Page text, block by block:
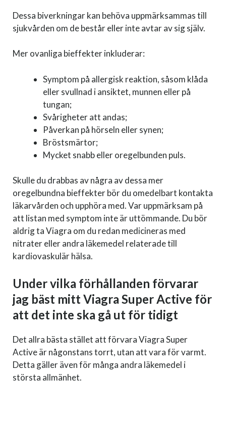
Dessa biverkningar kan behöva uppmärksammas till
sjukvården om de består eller inte avtar av sig själv.
Mer ovanliga bieffekter inkluderar:
Symptom på allergisk reaktion, såsom klåda
eller svullnad i ansiktet, munnen eller på
tungan;
Svårigheter att andas;
Påverkan på hörseln eller synen;
Bröstsmärtor;
Mycket snabb eller oregelbunden puls.
Skulle du drabbas av några av dessa mer
oregelbundna bieffekter bör du omedelbart kontakta
läkarvården och upphöra med. Var uppmärksam på
att listan med symptom inte är uttömmande. Du bör
aldrig ta Viagra om du redan medicineras med
nitrater eller andra läkemedel relaterade till
kardiovaskulär hälsa.
Under vilka förhållanden förvarar
jag bäst mitt Viagra Super Active för
att det inte ska gå ut för tidigt
Det allra bästa stället att förvara Viagra Super
Active är någonstans torrt, utan att vara för varmt.
Detta gäller även för många andra läkemedel i
största allmänhet.